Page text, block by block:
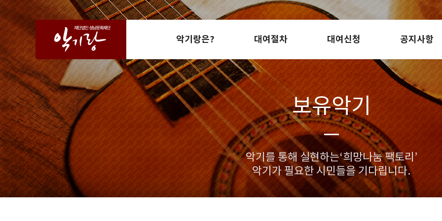
악기랑은? 대여절차 대여신청 공지사항
보유악기
악기를 통해 실현하는‘희망나눔 팩토리’
악기가 필요한 시민들을 기다립니다.